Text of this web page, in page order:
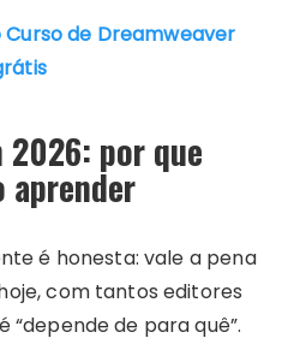
de Dreamweaver
2026: por que
aprender
é honesta: vale a pena
com tantos editores
“depende de para quê”.